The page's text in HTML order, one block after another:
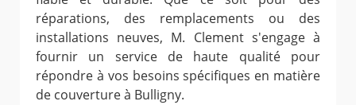
réparations, des remplacements ou des
installations neuves, M. Clement s'engage à
fournir un service de haute qualité pour
répondre à vos besoins spécifiques en matière
de couverture à Bulligny.